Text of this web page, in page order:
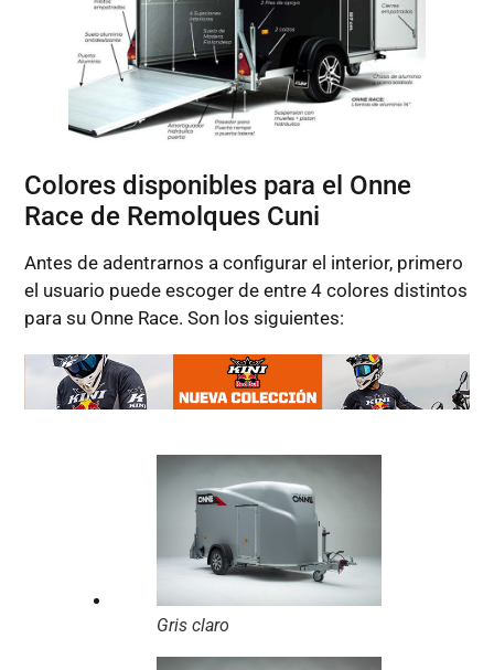
Colores disponibles para el Onne
Race de Remolques Cuni
Antes de adentrarnos a configurar el interior, primero
el usuario puede escoger de entre 4 colores distintos
para su Onne Race. Son los siguientes:
Gris claro